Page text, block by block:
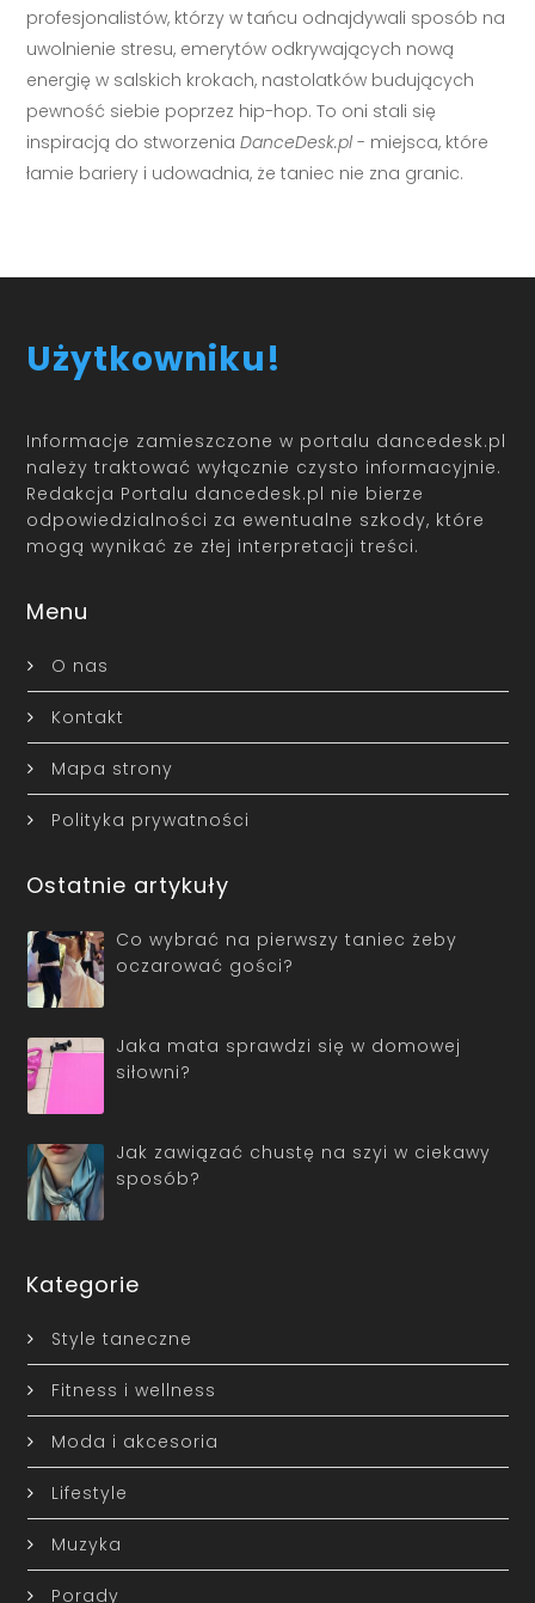
profesjonalistów, którzy w tańcu odnajdywali sposób na
uwolnienie stresu, emerytów odkrywających nową
energię w salskich krokach, nastolatków budujących
pewność siebie poprzez hip-hop. To oni stali się
inspiracją do stworzeniaDanceDesk.pl - miejsca, które
łamie bariery i udowadnia, że taniec nie zna granic.
Użytkowniku!
Informacje zamieszczone w portalu dancedesk.pl
należy traktować wyłącznie czysto informacyjnie.
Redakcja Portalu dancedesk.pl nie bierze
odpowiedzialności za ewentualne szkody, które
mogą wynikać ze złej interpretacji treści.
Menu
O nas
Kontakt
Mapa strony
Polityka prywatności
Ostatnie artykuły
Co wybrać na pierwszy taniec żeby
oczarować gości?
Jaka mata sprawdzi się w domowej
siłowni?
Jak zawiązać chustę na szyi w ciekawy
sposób?
Kategorie
Style taneczne
Fitness i wellness
Moda i akcesoria
Lifestyle
Muzyka
Porady